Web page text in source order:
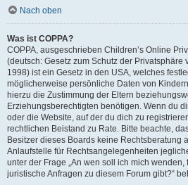
Nach oben
Was ist COPPA?
COPPA, ausgeschrieben Children’s Online
(deutsch: Gesetz zum Schutz der Privatsphäre
1998) ist ein Gesetz in den USA, welches
möglicherweise persönliche Daten von
hierzu die Zustimmung der Eltern
Erziehungsberechtigten benötigen. Wenn du
oder die Website, auf der du dich zu
rechtlichen Beistand zu Rate. Bitte beachte,
Besitzer dieses Boards keine Rechtsberatung
Anlaufstelle für Rechtsangelegenheiten
unter der Frage „An wen soll ich mich
juristische Anfragen zu diesem Forum gibt?“